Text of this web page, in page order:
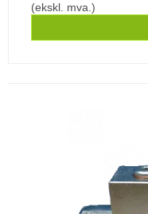
(ekskl. mva.)